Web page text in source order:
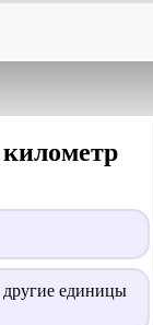
другие единицы